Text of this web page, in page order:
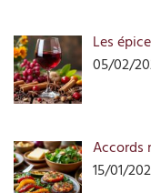
Les
05/02/
Accords
15/01/